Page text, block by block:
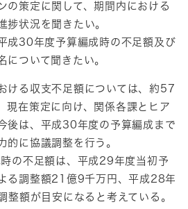
の策定に関して、期間内における
捗状況を聞きたい。
成30年度予算編成時の不足額及び
について聞きたい。
ける収支不足額については、約57
現在策定に向け、関係各課とヒア
後は、平成30年度の予算編成まで
的に協議調整を行う。
の不足額は、平成29年度当初予
る調整額21億9千万円、平成28年
額が目安になると考えている。